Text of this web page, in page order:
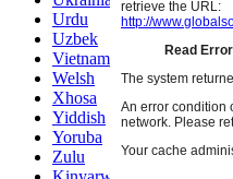
Urdu
Uzbek
Vietnamese
Welsh
Xhosa
Yiddish
Yoruba
Zulu